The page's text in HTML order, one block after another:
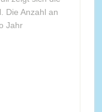
Die Anzahl an
Jahr